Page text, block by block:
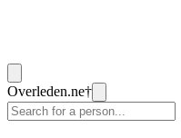
Overleden.ne†